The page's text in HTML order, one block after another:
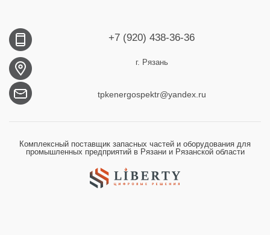
+7 (920) 438-36-36
г. Рязань
tpkenergospektr@yandex.ru
Комплексный поставщик запасных частей и оборудования для
промышленных предприятий в Рязани и Рязанской области